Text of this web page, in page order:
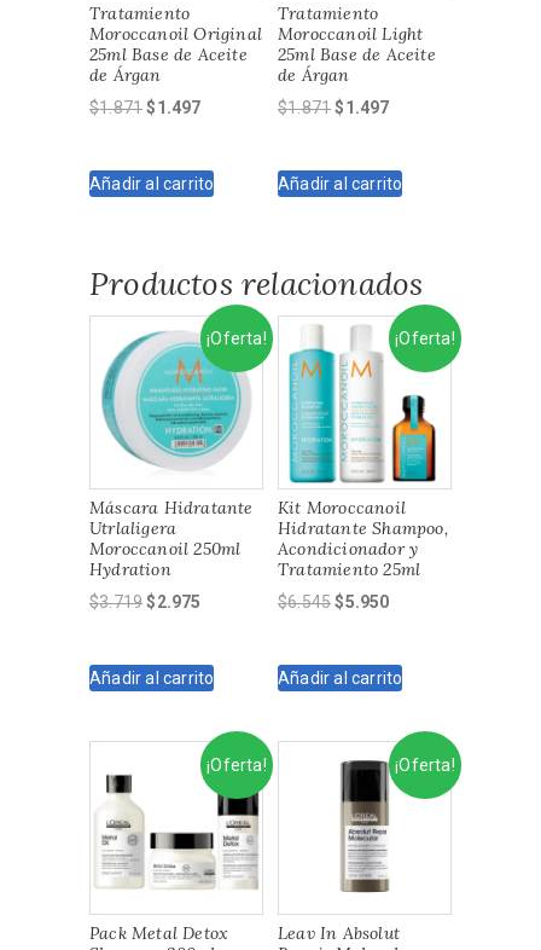
Tratamiento
Moroccanoil Original
25ml Base de Aceite
de Árgan
$1.871El
era:
$1.497El
es:
Añadir al carrito
Tratamiento
Moroccanoil Light
25ml Base de Aceite
de Árgan
$1.871El
era:
$1.497El
es:
Añadir al carrito
Productos relacionados
¡Oferta!
Máscara Hidratante
Utrlaligera
Moroccanoil 250ml
Hydration
$3.719El
era:
$2.975
es:
Añadir al carrito
¡Oferta!
Kit Moroccanoil
Hidratante Shampoo,
Acondicionador y
Tratamiento 25ml
$6.545El
era:
$5.950El
es:
Añadir al carrito
¡Oferta!
Pack Metal Detox
¡Oferta!
Leav In Absolut